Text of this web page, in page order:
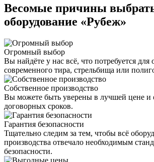
Весомые причины
оборудование «Рубеж»
Огромный выбор
Вы найдёте у нас всё, что потребуется для
современного тира, стрельбища или
Собственное производство
Вы можете быть уверены в лучшей цене и
договорных сроков.
Гарантия безопасности
Тщательно следим за тем, чтобы всё
производства отвечало необходимым
безопасности.